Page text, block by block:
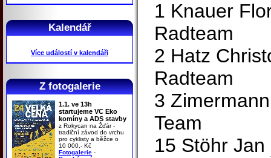
Kalendář
Více událostí v kalendáři
Z fotogalerie
1.1. ve 13h
startujeme VC Eko
komíny a ADS stavby
z Rokycan na Žďár -
tradiční závod do vrchu
pro cyklisty a běžce o
10 000,- Kč
Fotogalerie -
1 Knauer
Radteam
2 Hatz
Radteam
3
Team
15 Stöhr Jan